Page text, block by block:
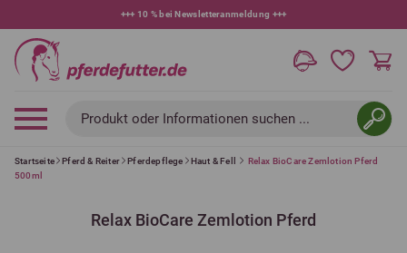
+++ 10 % bei Newsletteranmeldung +++
Produkt oder Informationen suchen ...
Startseite Pferd & Reiter Pferdepflege Haut & Fell
Relax BioCare Zemlotion Pferd
500ml
Relax BioCare Zemlotion Pferd